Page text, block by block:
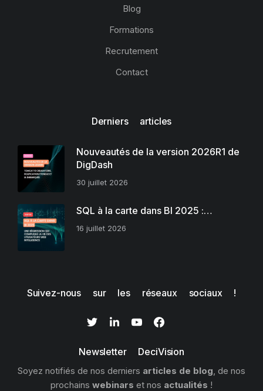
Blog
Formations
Recrutement
Contact
Derniers articles
Nouveautés de la version 2026R1 de
DigDash
30 juillet 2026
SQL à la carte dans BI 2025 :…
16 juillet 2026
Suivez-nous sur les réseaux sociaux !
Newsletter DeciVision
Soyez notifiés de nos derniers articles de blog, de nos
prochains webinars et nos actualités !